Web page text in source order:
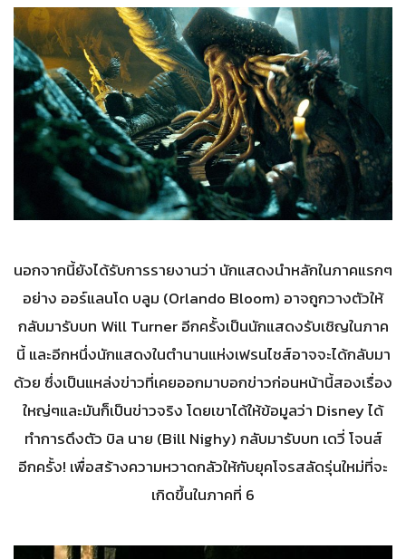
นอกจากนี้ยังได้รับการรายงานว่า นักแสดงนำหลักในภาคแรกๆ
อย่าง ออร์แลนโด บลูม (Orlando Bloom) อาจถูกวางตัวให้
กลับมารับบท Will Turner อีกครั้งเป็นนักแสดงรับเชิญในภาค
นี้ และอีกหนึ่งนักแสดงในตำนานแห่งเฟรนไชส์อาจจะได้กลับมา
ด้วย ซึ่งเป็นแหล่งข่าวที่เคยออกมาบอกข่าวก่อนหน้านี้สองเรื่อง
ใหญ่ๆและมันก็เป็นข่าวจริง โดยเขาได้ให้ข้อมูลว่า Disney ได้
ทำการดึงตัว บิล นาย (Bill Nighy) กลับมารับบท เดวี่ โจนส์
อีกครั้ง! เพื่อสร้างความหวาดกลัวให้กับยุคโจรสลัดรุ่นใหม่ที่จะ
เกิดขึ้นในภาคที่ 6